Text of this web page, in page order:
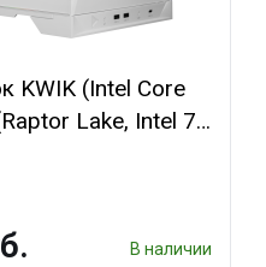
KWIK (Intel Core
Lake, Intel 7,
64 ГБ ОЗУ (2
ГБ SSD)В наличии